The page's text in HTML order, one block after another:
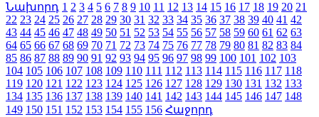
Նախորդ 1 2 3 4 5 6 7 8 9 10 11 12 13 14 15 16 17 18 19 20 21
22 23 24 25 26 27 28 29 30 31 32 33 34 35 36 37 38 39 40 41 42
43 44 45 46 47 48 49 50 51 52 53 54 55 56 57 58 59 60 61 62 63
64 65 66 67 68 69 70 71 72 73 74 75 76 77 78 79 80 81 82 83 84
85 86 87 88 89 90 91 92 93 94 95 96 97 98 99 100 101 102 103
104 105 106 107 108 109 110 111 112 113 114 115 116 117 118
119 120 121 122 123 124 125 126 127 128 129 130 131 132 133
134 135 136 137 138 139 140 141 142 143 144 145 146 147 148
149 150 151 152 153 154 155 156 Հաջորդ